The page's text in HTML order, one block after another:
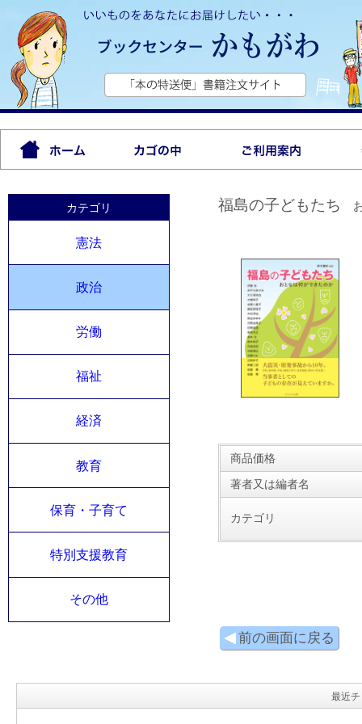
カテゴリ
憲法
政治
労働
福祉
経済
教育
保育・子育て
特別支援教育
その他
福島の子どもたち
商品価格
著者又は編者名
カテゴリ
前の画面に戻る
最近